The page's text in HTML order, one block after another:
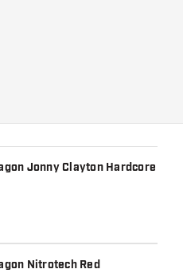
Jonny Clayton Hardcore
Nitrotech Red